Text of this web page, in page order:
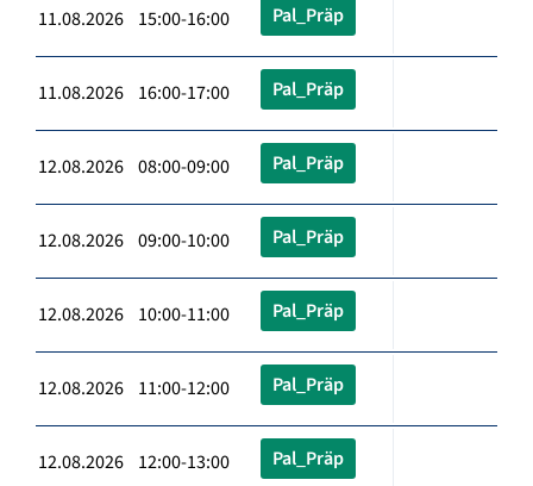
11.08.2026 15:00-16:00 Pal_Präp
11.08.2026 16:00-17:00 Pal_Präp
12.08.2026 08:00-09:00 Pal_Präp
12.08.2026 09:00-10:00 Pal_Präp
12.08.2026 10:00-11:00 Pal_Präp
12.08.2026 11:00-12:00 Pal_Präp
12.08.2026 12:00-13:00 Pal_Präp